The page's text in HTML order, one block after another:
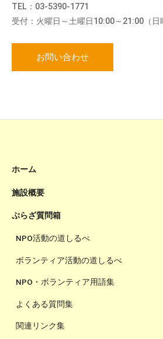
TEL：03-5390-1771
受付：火曜日～土曜日10:00～21:00（日
お問い合わせ
ホーム
施設概要
ぷらざ質問箱
NPO活動の道しるべ
ボランティア活動の道しるべ
NPO・ボランティア用語集
よくある質問集
関連リンク集